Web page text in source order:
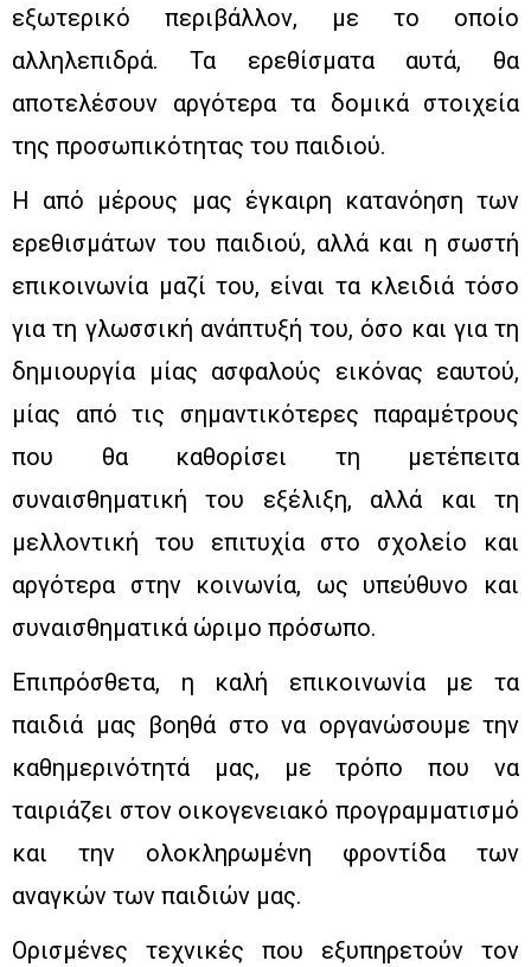
εξωτερικό περιβάλλον, με το οποίο
αλληλεπιδρά. Τα ερεθίσματα αυτά, θα
αποτελέσουν αργότερα τα δομικά στοιχεία
της προσωπικότητας του παιδιού.
Η από μέρους μας έγκαιρη κατανόηση των
ερεθισμάτων του παιδιού, αλλά και η σωστή
επικοινωνία μαζί του, είναι τα κλειδιά τόσο
για τη γλωσσική ανάπτυξή του, όσο και για τη
δημιουργία μίας ασφαλούς εικόνας εαυτού,
μίας από τις σημαντικότερες παραμέτρους
που θα καθορίσει τη μετέπειτα
συναισθηματική του εξέλιξη, αλλά και τη
μελλοντική του επιτυχία στο σχολείο και
αργότερα στην κοινωνία, ως υπεύθυνο και
συναισθηματικά ώριμο πρόσωπο.
Επιπρόσθετα, η καλή επικοινωνία με τα
παιδιά μας βοηθά στο να οργανώσουμε την
καθημερινότητά μας, με τρόπο που να
ταιριάζει στον οικογενειακό προγραμματισμό
και την ολοκληρωμένη φροντίδα των
αναγκών των παιδιών μας.
Ορισμένες τεχνικές που εξυπηρετούν τον